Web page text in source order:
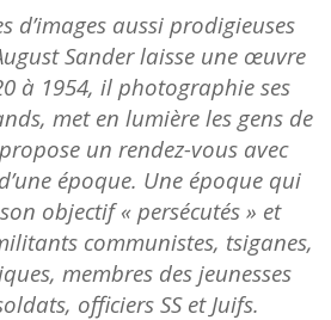
d’images aussi prodigieuses
Sander laisse une œuvre
à 1954, il photographie ses
met en lumière les gens de
un rendez-vous avec
époque. Une époque qui
objectif « persécutés » et
communistes, tsiganes,
membres des jeunesses
officiers SS et Juifs.